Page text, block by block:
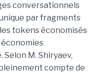
conversationnels
par fragments
tokens économisés
M. Shiryaev,
compte de